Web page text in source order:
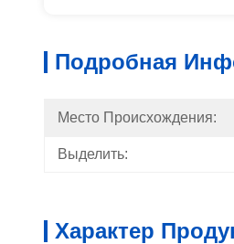
Подробная
Место Происхождения:
Выделить:
Характер